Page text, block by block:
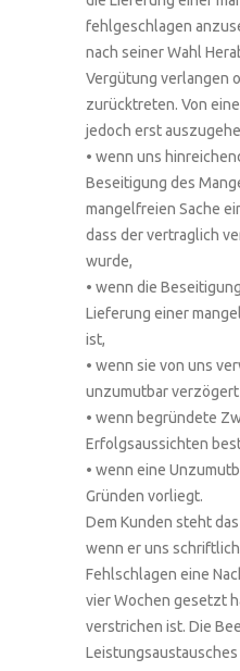
fehlgeschlagen
nach seiner Wahl
Vergütung verlangen
zurücktreten. Von
jedoch erst
• wenn uns
Beseitigung des
mangelfreien Sache
dass der vertraglich
wurde,
• wenn die
Lieferung einer
ist,
• wenn sie von uns
unzumutbar verzögert
• wenn begründete
Erfolgsaussichten
• wenn eine
Gründen vorliegt.
Dem Kunden steht
wenn er uns
Fehlschlagen eine
vier Wochen gesetzt
verstrichen ist. Die